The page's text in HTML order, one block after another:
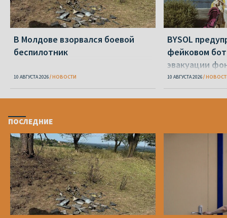
В Молдове взорвался боевой
беспилотник
10 АВГУСТА 2026 НОВОСТИ
BYSOL
фейковом
эвакуации
10 АВГУСТА 2026
ПОСЛЕДНИЕ